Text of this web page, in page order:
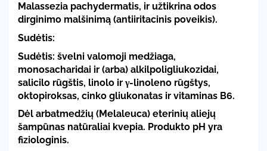
Malassezia pachydermatis, ir užtikrina odos
dirginimo malšinimą (antiiritacinis poveikis).
Sudėtis:
Sudėtis: švelni valomoji medžiaga,
monosacharidai ir (arba) alkilpoligliukozidai,
salicilo rūgštis, linolo ir γ-linoleno rūgštys,
oktopiroksas, cinko gliukonatas ir vitaminas B6.
Dėl arbatmedžių (Melaleuca) eterinių aliejų
šampūnas natūraliai kvepia. Produkto pH yra
fiziologinis.